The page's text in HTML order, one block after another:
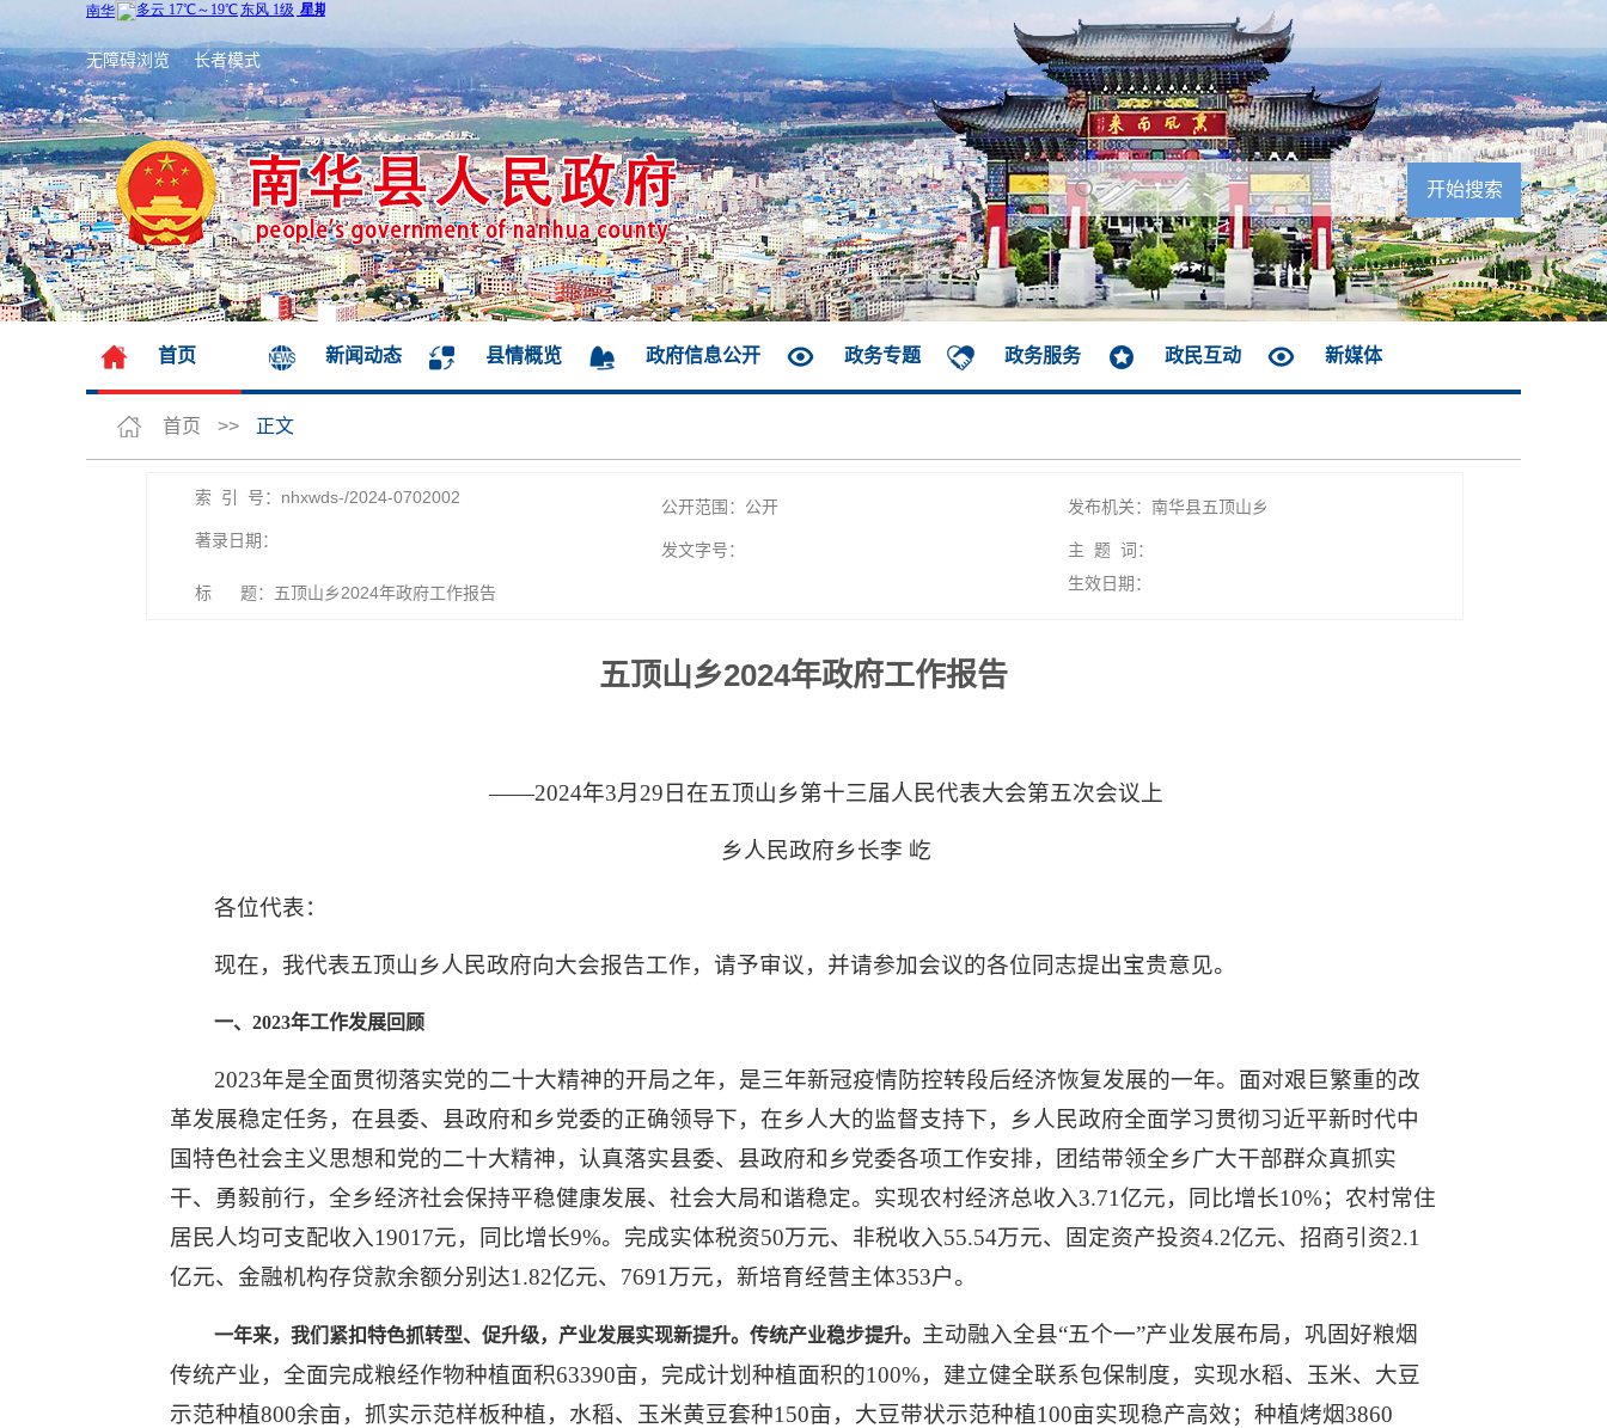
无障碍浏览 长者模式
首页 新闻动态 县情概览 政府信息公开 政务专题 政务服务 政民互动 新媒体
首页 >> 正文
索 引 号：nhxwds-/2024-0702002 公开范围：公开
发布机关：南华县五顶山乡
著录日期：
发文字号： 主 题 词：
标 题：五顶山乡2024年政府工作报告 生效日期：
五顶山乡2024年政府工作报告
——2024年3月29日在五顶山乡第十三届人民代表大会第五次会议上
乡人民政府乡长李 屹
各位代表：
现在，我代表五顶山乡人民政府向大会报告工作，请予审议，并请参加会议的各位同志提出宝贵意见。
一、2023年工作发展回顾
2023年是全面贯彻落实党的二十大精神的开局之年，是三年新冠疫情防控转段后经济恢复发展的一年。面对艰巨繁重的改
革发展稳定任务，在县委、县政府和乡党委的正确领导下，在乡人大的监督支持下，乡人民政府全面学习贯彻习近平新时代中
国特色社会主义思想和党的二十大精神，认真落实县委、县政府和乡党委各项工作安排，团结带领全乡广大干部群众真抓实
干、勇毅前行，全乡经济社会保持平稳健康发展、社会大局和谐稳定。实现农村经济总收入3.71亿元，同比增长10%；农村常住
居民人均可支配收入19017元，同比增长9%。完成实体税资50万元、非税收入55.54万元、固定资产投资4.2亿元、招商引资2.1
亿元、金融机构存贷款余额分别达1.82亿元、7691万元，新培育经营主体353户。
一年来，我们紧扣特色抓转型、促升级， 产业发展实现新提升。传统产业稳步提升。 主动融入全县“五个一”产业发展布局，巩固好粮烟
传统产业，全面完成粮经作物种植面积63390亩，完成计划种植面积的100%，建立健全联系包保制度，实现水稻、玉米、大豆
示范种植800余亩，抓实示范样板种植，水稻、玉米黄豆套种150亩，大豆带状示范种植100亩实现稳产高效；种植烤烟3860